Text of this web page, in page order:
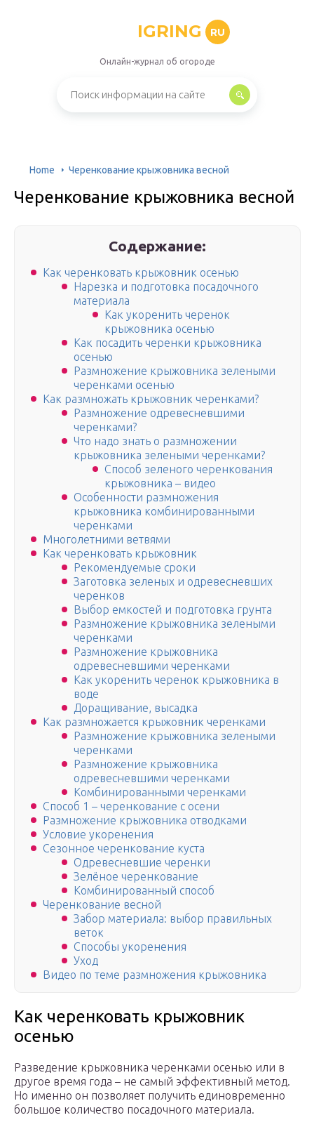
IGRING RU
Онлайн-журнал об огороде
Home Черенкование крыжовника весной
Черенкование крыжовника весной
Содержание:
Как черенковать крыжовник осенью
Нарезка и подготовка посадочного
материала
Как укоренить черенок
крыжовника осенью
Как посадить черенки крыжовника
осенью
Размножение крыжовника зелеными
черенками осенью
Как размножать крыжовник черенками?
Размножение одревесневшими
черенками?
Что надо знать о размножении
крыжовника зелеными черенками?
Способ зеленого черенкования
крыжовника – видео
Особенности размножения
крыжовника комбинированными
черенками
Многолетними ветвями
Как черенковать крыжовник
Рекомендуемые сроки
Заготовка зеленых и одревесневших
черенков
Выбор емкостей и подготовка грунта
Размножение крыжовника зелеными
черенками
Размножение крыжовника
одревесневшими черенками
Как укоренить черенок крыжовника в
воде
Доращивание, высадка
Как размножается крыжовник черенками
Размножение крыжовника зелеными
черенками
Размножение крыжовника
одревесневшими черенками
Комбинированными черенками
Способ 1 – черенкование с осени
Размножение крыжовника отводками
Условие укоренения
Сезонное черенкование куста
Одревесневшие черенки
Зелёное черенкование
Комбинированный способ
Черенкование весной
Забор материала: выбор правильных
веток
Способы укоренения
Уход
Видео по теме размножения крыжовника
Как черенковать крыжовник
осенью
Разведение крыжовника черенками осенью или в
другое время года – не самый эффективный метод.
Но именно он позволяет получить единовременно
большое количество посадочного материала.